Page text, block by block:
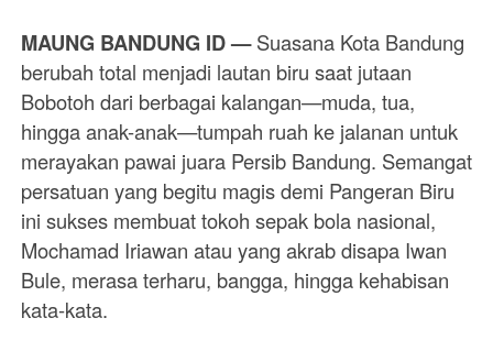
MAUNG BANDUNG ID —Suasana Kota Bandung
berubah total menjadi lautan biru saat jutaan
Bobotoh dari berbagai kalangan—muda, tua,
hingga anak-anak—tumpah ruah ke jalanan untuk
merayakan pawai juara Persib Bandung. Semangat
persatuan yang begitu magis demi Pangeran Biru
ini sukses membuat tokoh sepak bola nasional,
Mochamad Iriawan atau yang akrab disapa Iwan
Bule, merasa terharu, bangga, hingga kehabisan
kata-kata.